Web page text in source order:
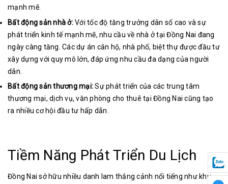
mạnh mẽ.
Bất động sản nhà ở:Với tốc độ tăng trưởng dân số cao và sự
phát triển kinh tế mạnh mẽ, nhu cầu về nhà ở tại Đồng Nai đang
ngày càng tăng. Các dự án căn hộ, nhà phố, biệt thự được đầu tư
xây dựng với quy mô lớn, đáp ứng nhu cầu đa dạng của người
dân.
Bất động sản thương mại:Sự phát triển của các trung tâm
thương mại, dịch vụ, văn phòng cho thuê tại Đồng Nai cũng tạo
ra nhiều cơ hội đầu tư hấp dẫn.
Tiềm Năng Phát Triển Du Lịch
Đồng Nai sở hữu nhiều danh lam thắng cảnh nổi tiếng như khu